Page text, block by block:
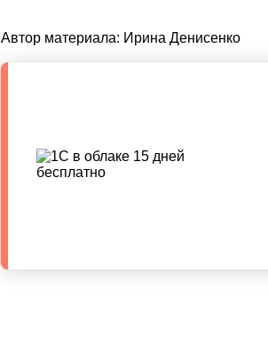
Автор материала: Ирина Денисенко